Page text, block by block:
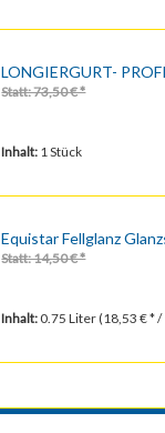
LONGIERGURT-
Statt: 73,50 € *
Inhalt: 1 Stück
Equistar Fellglanz
Statt: 14,50 € *
Inhalt: 0.75 Liter (18,53 € * /